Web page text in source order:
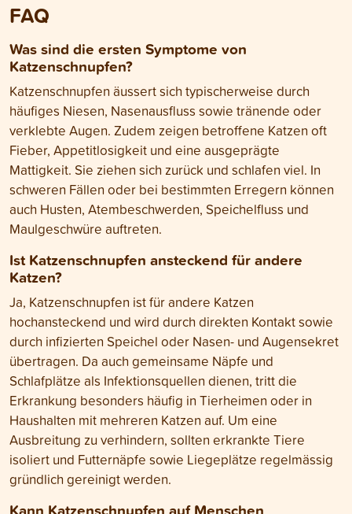
FAQ
Was sind die ersten Symptome von
Katzenschnupfen?
Katzenschnupfen äussert sich typischerweise durch
häufiges Niesen, Nasenausfluss sowie tränende oder
verklebte Augen. Zudem zeigen betroffene Katzen oft
Fieber, Appetitlosigkeit und eine ausgeprägte
Mattigkeit. Sie ziehen sich zurück und schlafen viel. In
schweren Fällen oder bei bestimmten Erregern können
auch Husten, Atembeschwerden, Speichelfluss und
Maulgeschwüre auftreten.
Ist Katzenschnupfen ansteckend für andere
Katzen?
Ja, Katzenschnupfen ist für andere Katzen
hochansteckend und wird durch direkten Kontakt sowie
durch infizierten Speichel oder Nasen- und Augensekret
übertragen. Da auch gemeinsame Näpfe und
Schlafplätze als Infektionsquellen dienen, tritt die
Erkrankung besonders häufig in Tierheimen oder in
Haushalten mit mehreren Katzen auf. Um eine
Ausbreitung zu verhindern, sollten erkrankte Tiere
isoliert und Futternäpfe sowie Liegeplätze regelmässig
gründlich gereinigt werden.